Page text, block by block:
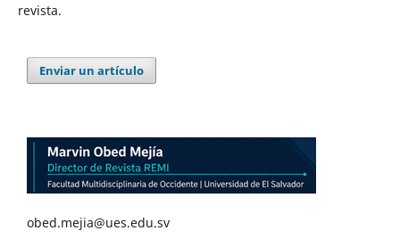
revista.
Enviar un artículo
obed.mejia@ues.edu.sv